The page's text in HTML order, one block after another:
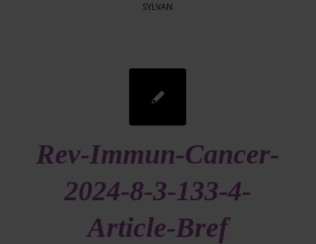
SYLVAN
Rev-Immun-Cancer-
2024-8-3-133-4-
Article-Bref